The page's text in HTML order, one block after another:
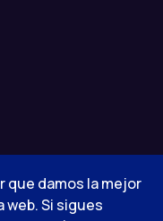
reservados.
que damos la mejor
web. Si sigues